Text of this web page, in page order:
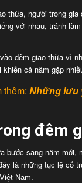
thừa, người trong gia
với nhau, tránh
đêm giao thừa vì
khiến cả năm gặp
thêm: Những lưu
đêm
bước sang năm mới,
là những tục lệ cổ
Nam.